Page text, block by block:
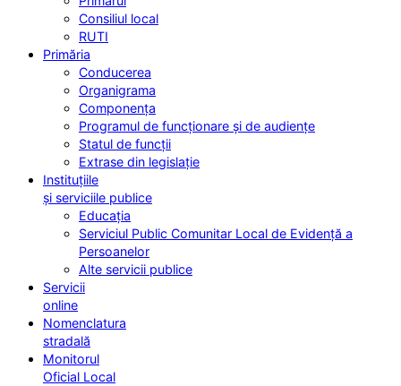
Consiliul local
RUTI
Primăria
Conducerea
Organigrama
Componența
Programul de funcționare și de audiențe
Statul de funcții
Extrase din legislație
Instituțiile
și serviciile publice
Educația
Serviciul Public Comunitar Local de Evidență a
Persoanelor
Alte servicii publice
Servicii
online
Nomenclatura
stradală
Monitorul
Oficial Local